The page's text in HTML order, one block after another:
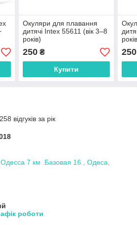
Окуляри для плавання
дитячі Intex 55611 (вік 3–8
років)
250₴
Купити
250
відгуків за рік
7 км .Базовая 16., Одеса,
роботи